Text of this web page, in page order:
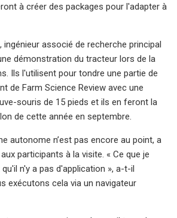
à créer des packages pour l'adapter à
associé de recherche principal
démonstration du tracteur lors de la
Ils l'utilisent pour tondre une partie de
de Farm Science Review avec une
souris de 15 pieds et ils en feront la
de cette année en septembre.
autonome n’est pas encore au point, a
participants à la visite. « Ce que je
n'y a pas d'application », a-t-il
exécutons cela via un navigateur